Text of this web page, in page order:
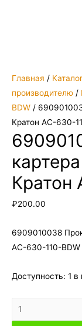
Главная /
производителю /
BDW /
Кратон AC-630-
Кратон
₽200.00
6909010038
AC-630-110-BDW
Доступность: 1 в
Количество
товара